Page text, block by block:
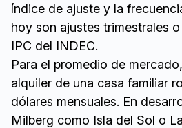
índice de ajuste y la
hoy son ajustes trimestrales
IPC del INDEC.
Para el promedio de
alquiler de una casa familiar
dólares mensuales. En
Milberg como Isla del Sol o